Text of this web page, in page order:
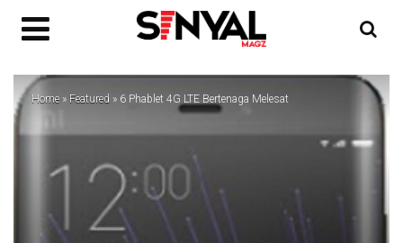
Home » Featured » 6 Phablet 4G LTE Bertenaga Melesat